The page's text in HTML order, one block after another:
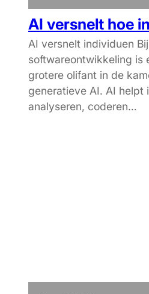
AI versnelt hoe
AI versnelt individuen
softwareontwikkeling is
grotere olifant in de
generatieve AI. AI helpt
analyseren, coderen…